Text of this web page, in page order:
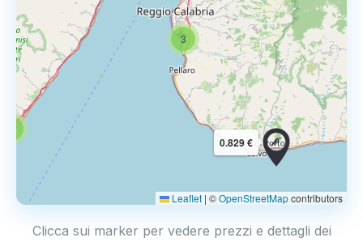
3
0.829 €
Leaflet | ©OpenStreetMapcontributors
Clicca sui marker per vedere prezzi e dettagli dei